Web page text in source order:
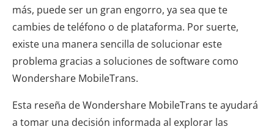
más, puede ser un gran engorro, ya sea que te
cambies de teléfono o de plataforma. Por suerte,
existe una manera sencilla de solucionar este
problema gracias a soluciones de software como
Wondershare MobileTrans.
Esta reseña de Wondershare MobileTrans te ayudará
a tomar una decisión informada al explorar las